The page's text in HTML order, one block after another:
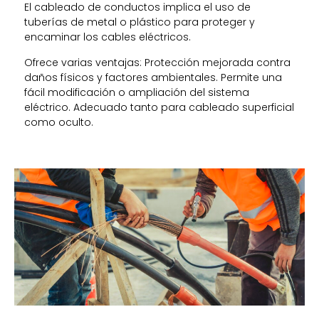
El cableado de conductos implica el uso de
tuberías de metal o plástico para proteger y
encaminar los cables eléctricos.
Ofrece varias ventajas: Protección mejorada contra
daños físicos y factores ambientales. Permite una
fácil modificación o ampliación del sistema
eléctrico. Adecuado tanto para cableado superficial
como oculto.